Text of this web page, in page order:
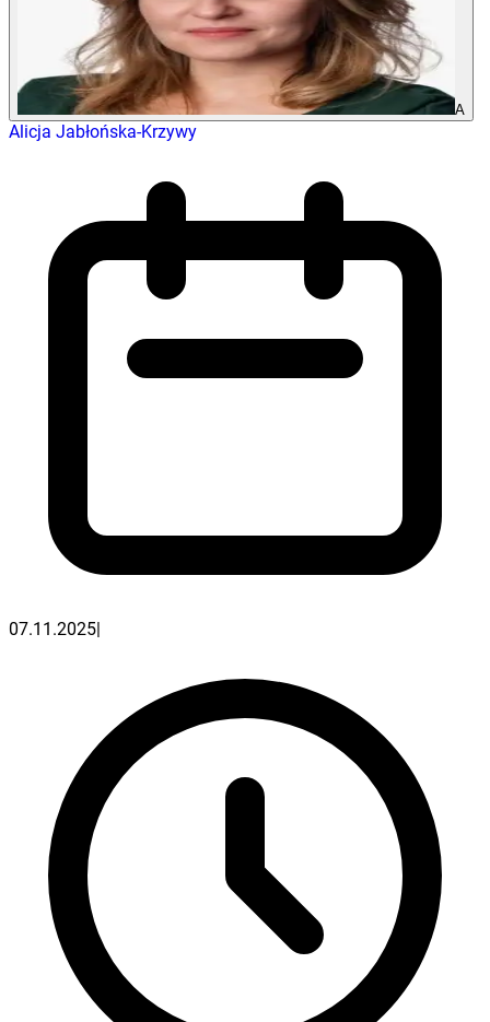
A
Alicja Jabłońska-Krzywy
07.11.2025